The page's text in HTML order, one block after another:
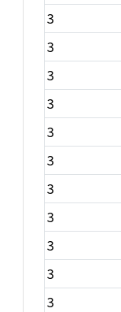
3
3
3
3
3
3
3
3
3
3
3